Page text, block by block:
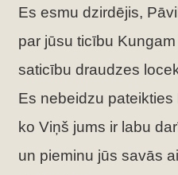
Es esmu dzirdējis,
par jūsu ticību
saticību draudzes
Es nebeidzu pateikties
ko Viņš jums ir labu
un pieminu jūs savās